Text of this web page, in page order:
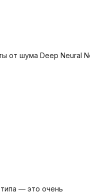
от шума Deep Neural
— это очень